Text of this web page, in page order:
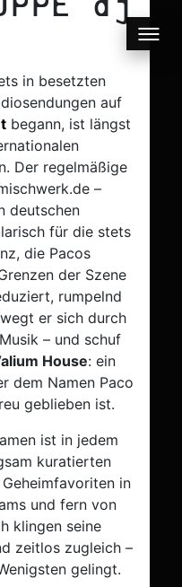
dj
in besetzten
auf
begann, ist längst
Der regelmäßige
–
deutschen
für die stets
die Pacos
der Szene
rumpelnd
er sich durch
– und schuf
House: ein
dem Namen Paco
geblieben ist.
ist in jedem
kuratierten
in
und fern von
klingen seine
zeitlos zugleich –
gelingt.